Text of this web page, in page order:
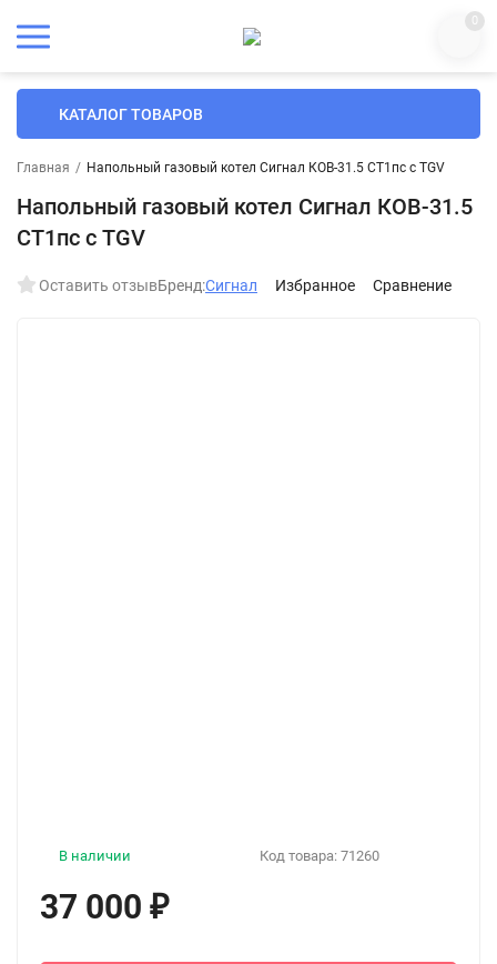
0
КАТАЛОГ ТОВАРОВ
Главная / Напольный газовый котел Сигнал КОВ-31.5 СТ1пс с TGV
Напольный газовый котел Сигнал КОВ-31.5
СТ1пс с TGV
Оставить отзывБренд:Сигнал Избранное Сравнение
Код товара: 71260
В наличии
37 000 ₽